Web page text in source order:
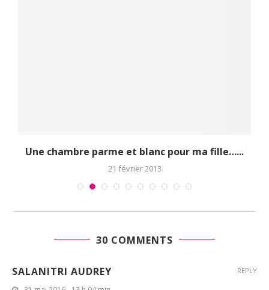
Une chambre parme et blanc pour ma fille…...
21 février 2013
30 COMMENTS
SALANITRI AUDREY REPLY